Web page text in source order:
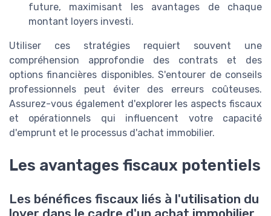
future, maximisant les avantages de chaque
montant loyers investi.
Utiliser ces stratégies requiert souvent une
compréhension approfondie des contrats et des
options financières disponibles. S'entourer de conseils
professionnels peut éviter des erreurs coûteuses.
Assurez-vous également d'explorer les aspects fiscaux
et opérationnels qui influencent votre capacité
d'emprunt et le processus d'achat immobilier.
Les avantages fiscaux potentiels
Les bénéfices fiscaux liés à l'utilisation du